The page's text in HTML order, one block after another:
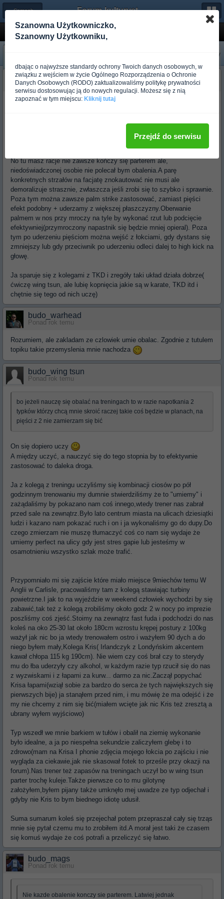
← Samoobrona Forum-kulturystyka.pl
walka z dwoma a obalenia
Poprzedni
Następny
»
budo_wing tsun
Ponad rok temu
nokauty pierscia nie sa takie czeste, natomiast chwile trwa zanim
obalony dojdzie do siebie i wstanie do dalszej walki.
No tu masz racje nie zawsze kończy się parterem ale,
niedoświadczonej osobie nie polecał bym obalenia.A parę
konkretnych strzałów na facjatę znokautować nie musi ale
demoralizuje strasznie, zwłaszcza jeśli zrobi się to szybko i sprawnie.
Poza tym można zawsze palm strike zastosować, zamiast pięści
efekt podobny + uderzamy z większej płaszczyzny.Oberwanie
palmem w nos przy mroczy na tyle by wykonać rzut lub podcięcie
efektywniej(przymroczony napastnik się będzie mniej opieral). Poza
tym po uderzeniu pięściom można wejść z łokciami, gdy dystans się
zmniejszy lub gdy przeciwnik po uderzeniu odleci dalej to high kick na
głowę.
Ja sparuje się z kolegami z TKD i zregóły taki układ działa dobrze(
ćwiczę wing tsun, ale lubię kopnięcia jakie są w karate, TKD itd i
chętnie się tego od nich uczę)
budo_warhead
Ponad rok temu
Rozumiem, ale zakladam ze czlowiek umie obalac. Zgodnie z tutulem
topiku takie przemyslenia mnie nachodza
budo_wing tsun
Ponad rok temu
bo jeżeli nauczę się obalać na treningach to w razie napotkania 2
typków którzy chcą mnie skroić raczej takie coś będzie w planach, na
pięści z 2 nie zamierzam się bić
On się dopiero uczy
A między uczyć, a nauczyć się do tego stopnia by to efektywnie
zastosować to daleka droga.
Ja z kolegą z treningu uczyliśmy się kombinacji ciosów po pół
godzinnym trenowaniu my dumnie stwierdziliśmy że to "umiemy" i
zażądaliśmy by pokazano nam coś innego,wtedy trener nas zabrał
przed sale na zewnątrz.Było lato centrum miasta na ulicach dziesiątki
ludzi i kazano nam pokazać ruch i on i ja wykonaliśmy go do dupy.Do
czego zmierzam nie muszę tłumaczyć coś co nam się wydaje że
umiemy perfect na ulicy gdy jest stres gapie lub jesteśmy w
osamotnieniu wszystko szlak może trafić.
Przypomniało mi się zajście które miało miejsce 9miechów temu W
Anglii w Carlisle, pracowaliśmy tam z kolegą stawiając turbiny
powietrzne.I jak to na wyjeździe w weekend człowiek wychodzi by się
zabawić,tak też z kolegą zrobiliśmy około godz 2 w nocy po imprezie
poszliśmy coś zjeść.Stoimy na zewnątrz fast fuda i podchodzi do nas
koleś na oko 25-30 lat około 180cm wzrostu krępej postury z 100kg
ważył jak nic bo ja wtedy trenowałem ostro i ważyłem 90 dych a do
niego byłem mały,Kolega Kris( Irlandczyk z Londyńskim akcentem
kawał chłopa 115 kg 190cm). Nie wiem czy coś brał czy to sterydy
mu do łba uderzyły czy alkohol, w każdym razie typ rzucił się do nas
z wyzwiskami i z łapami za kurw... darmo za nic.Zaczął popychać
Krisa łapami(wziął sobie za bardzo do serca że tych największych się
pierwszych bije) ja stanąłem przed nim, i mu mówię że ma odejść i że
my nie chcemy z nim się bić(miałem wcięte jak nic Kris też zresztą a
ubrany wyłem wyjściowo)
Typ wszedł we mnie barkiem w tułów i obalił na ziemię wykonanie
było idealne, a ja po niespełna sekundzie zaliczyłem glebę i to
zdrowo(mam na Krisa I phonie zdjęcia mojego łokcia po zajściu i nie
wygląda za ciekawie,jak nie skasował fotek to prześle przy okazji na
forum).Nas trener też zapasów na treningach uczył bo w wing tsun
parter trochę kuleje.Także pierwsze co to mu gilotynę
założyłem,byłem pijany także umknęło mej uwadze ze typ odjechał i
gdyby nie Kris to bym biednego idiotę udusił.
Suma sumarum koleś się przejechał potem przepraszał cały się trząs
mnie się pytał czemu mu to zrobiłem itd.A morał jest taki że czasem
się komuś wydaje że coś potrafi a przeliczyć się łatwo.
budo_mags
Ponad rok temu
Nie kazde obalenie konczy sie parterem. Latwiej jednak
Szanowna Użytkowniczko,
Szanowny Użytkowniku,
dbając o najwyższe standardy ochrony Twoich danych osobowych, w
związku z wejściem w życie Ogólnego Rozporządzenia o Ochronie
Danych Osobowych (RODO) zaktualizowaliśmy politykę prywatności
serwisu dostosowując ją do nowych regulacji. Możesz się z nią
zapoznać w tym miejscu: Kliknij tutaj
Przejdź do serwisu